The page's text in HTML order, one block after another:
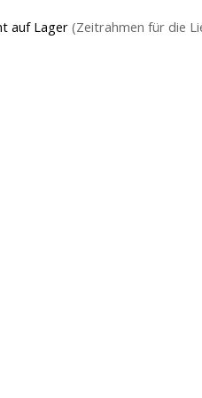
auf Lager (Zeitrahmen für die